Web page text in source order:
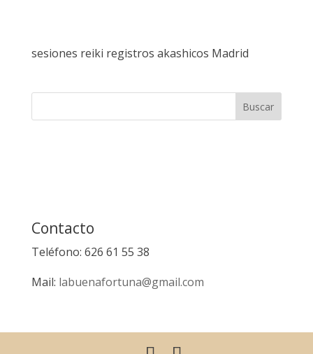
sesiones reiki registros akashicos Madrid
Contacto
Teléfono: 626 61 55 38
Mail: labuenafortuna@gmail.com